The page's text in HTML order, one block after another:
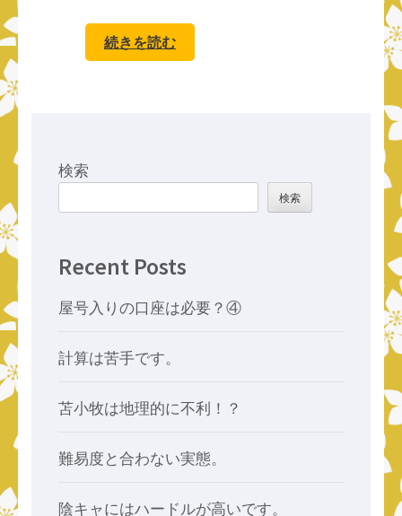
続きを読む
検索
検索
Recent Posts
屋号入りの口座は必要？④
計算は苦手です。
苫小牧は地理的に不利！？
難易度と合わない実態。
陰キャにはハードルが高いです。